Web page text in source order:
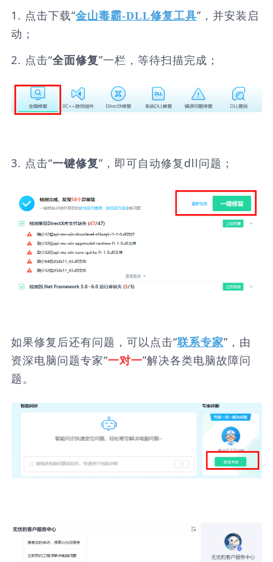
1. 点击下载“金山毒霸-DLL修复工具”，并安装启
动；
2. 点击“全面修复”一栏，等待扫描完成；
3. 点击“一键修复”，即可自动修复dll问题；
如果修复后还有问题，可以点击“联系专家”，由
资深电脑问题专家“一对一”解决各类电脑故障问
题。